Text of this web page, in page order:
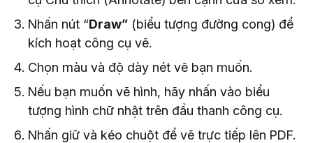
Nhấn nút “Draw” (biểu tượng đường cong) để
kích hoạt công cụ vẽ.
Chọn màu và độ dày nét vẽ bạn muốn.
Nếu bạn muốn vẽ hình, hãy nhấn vào biểu
tượng hình chữ nhật trên đầu thanh công cụ.
Nhấn giữ và kéo chuột để vẽ trực tiếp lên PDF.